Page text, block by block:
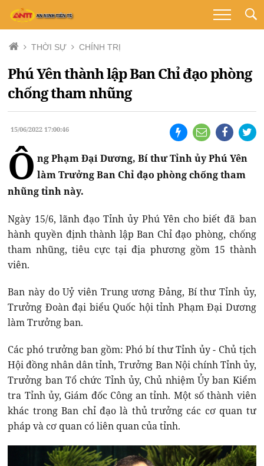
THỜI SỰ CHÍNH TRỊ
Phú Yên thành lập Ban Chỉ đạo phòng
chống tham nhũng
15/06/2022 17:00:46
Ô ng Phạm Đại Dương, Bí thư Tỉnh ủy Phú Yên
làm Trưởng Ban Chỉ đạo phòng chống tham
nhũng tỉnh này.
Ngày 15/6, lãnh đạo Tỉnh ủy Phú Yên cho biết đã ban
hành quyền định thành lập Ban Chỉ đạo phòng, chống
tham nhũng, tiêu cực tại địa phương gồm 15 thành
viên.
Ban này do Uỷ viên Trung ương Đảng, Bí thư Tỉnh ủy,
Trưởng Đoàn đại biểu Quốc hội tỉnh Phạm Đại Dương
làm Trưởng ban.
Các phó trưởng ban gồm: Phó bí thư Tỉnh ủy - Chủ tịch
Hội đồng nhân dân tỉnh, Trưởng Ban Nội chính Tỉnh ủy,
Trưởng ban Tổ chức Tỉnh ủy, Chủ nhiệm Ủy ban Kiểm
tra Tỉnh ủy, Giám đốc Công an tỉnh. Một số thành viên
khác trong Ban chỉ đạo là thủ trưởng các cơ quan tư
pháp và cơ quan có liên quan của tỉnh.